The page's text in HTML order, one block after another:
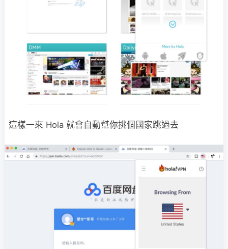
這樣一來 Hola 就會自動幫你挑個國家跳過去